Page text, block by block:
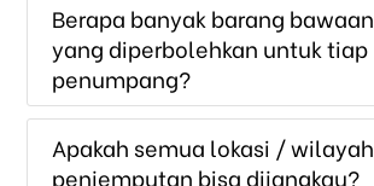
Berapa banyak barang bawaan
yang diperbolehkan untuk tiap
penumpang?
Apakah semua lokasi / wilayah
penjemputan bisa dijangkau?